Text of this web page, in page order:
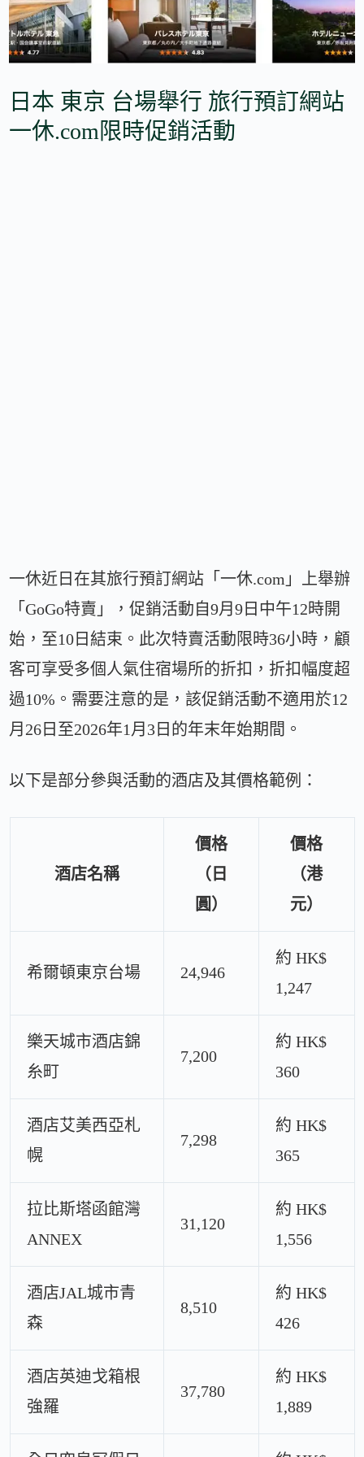
日本 東京 台場舉行 旅行預訂網站
一休.com限時促銷活動
一休近日在其旅行預訂網站「一休.com」上舉辦
「GoGo特賣」，促銷活動自9月9日中午12時開
始，至10日結束。此次特賣活動限時36小時，顧
客可享受多個人氣住宿場所的折扣，折扣幅度超
過10%。需要注意的是，該促銷活動不適用於12
月26日至2026年1月3日的年末年始期間。
以下是部分參與活動的酒店及其價格範例：
酒店名稱
價格
（日
圓）
價格
（港
元）
希爾頓東京台場 24,946
約 HK$
1,247
樂天城市酒店錦
糸町
7,200
約 HK$
360
酒店艾美西亞札
幌
7,298
約 HK$
365
拉比斯塔函館灣
ANNEX
31,120
約 HK$
1,556
酒店JAL城市青
森
8,510
約 HK$
426
酒店英迪戈箱根
強羅
37,780
約 HK$
1,889